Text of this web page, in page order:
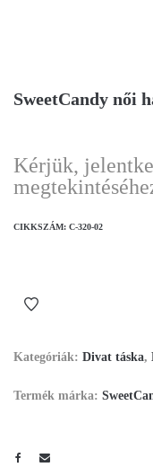
SweetCandy női
Kérjük,
CIKKSZÁM: C-320-02
Kategóriák: Divat táska,
Termék márka: